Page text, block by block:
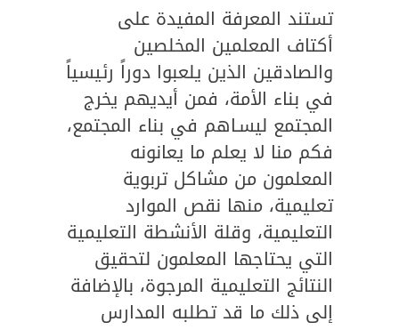
تستند المعرفة المفيدة على
أكتاف المعلمين المخلصين
والصادقين الذين يلعبوا دوراً رئيسياً
في بناء الأمة، فمن أيديهم يخرج
المجتمع ليسـاهم في بناء المجتمع،
فكم منا لا يعلم ما يعانونه
المعلمون من مشاكل تربوية
تعليمية، منها نقص الموارد
التعليمية، وقلة الأنشطة التعليمية
التي يحتاجها المعلمون لتحقيق
النتائج التعليمية المرجوة، بالإضافة
إلى ذلك ما قد تطلبه المدارس